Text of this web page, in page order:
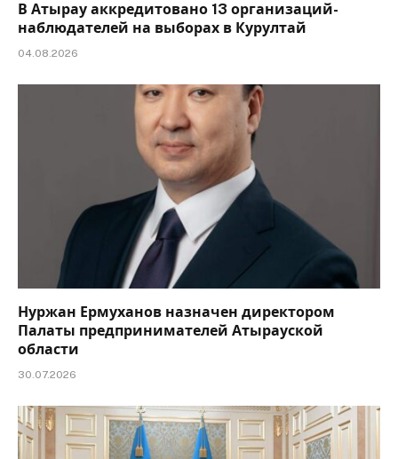
В Атырау аккредитовано 13 организаций-
наблюдателей на выборах в Курултай
04.08.2026
Нуржан Ермуханов назначен директором
Палаты предпринимателей Атырауской
области
30.07.2026